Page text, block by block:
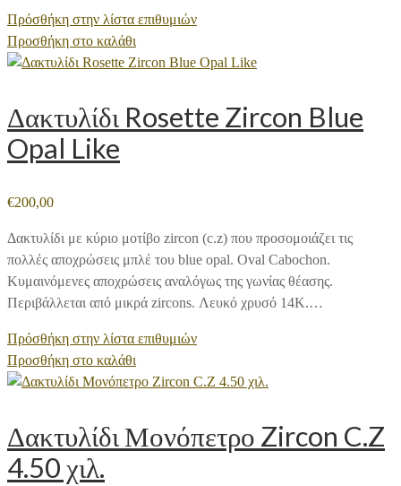
Πρόσθήκη στην λίστα επιθυμιών
Προσθήκη στο καλάθι
Δακτυλίδι Rosette Zircon Blue
Opal Like
€200,00
Δακτυλίδι με κύριο μοτίβο zircon (c.z) που προσομοιάζει τις
πολλές αποχρώσεις μπλέ του blue opal. Oval Cabochon.
Κυμαινόμενες αποχρώσεις αναλόγως της γωνίας θέασης.
Περιβάλλεται από μικρά zircons. Λευκό χρυσό 14Κ.…
Πρόσθήκη στην λίστα επιθυμιών
Προσθήκη στο καλάθι
Δακτυλίδι Μονόπετρο Zircon C.Z
4.50 χιλ.